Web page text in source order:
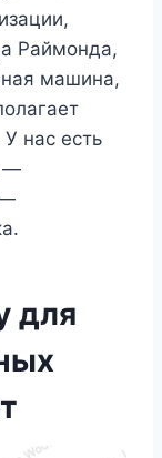
Раймонда,
машина,
нас есть
—
—
для